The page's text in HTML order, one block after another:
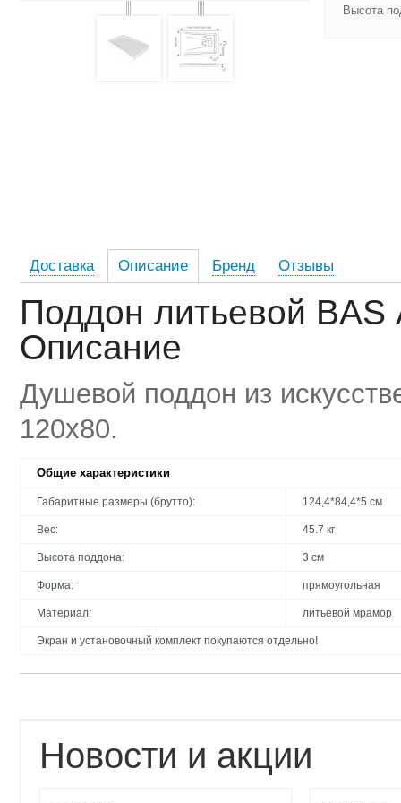
Высота
Доставка Описание Бренд Отзывы
Поддон литьевой
Описание
Душевой поддон из
120x80.
Общие характеристики
Габаритные размеры (брутто): 124,4*84,4*5 см
Вес: 45.7 кг
Высота поддона: 3 см
Форма: прямоугольная
Материал: литьевой мрамор
Экран и установочный комплект покупаются отдельно!
Новости и акции